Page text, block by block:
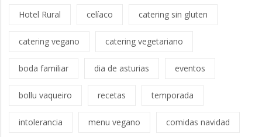
Hotel Rural celíaco catering sin gluten
catering vegano catering vegetariano
boda familiar dia de asturias eventos
bollu vaqueiro recetas temporada
intolerancia menu vegano comidas navidad